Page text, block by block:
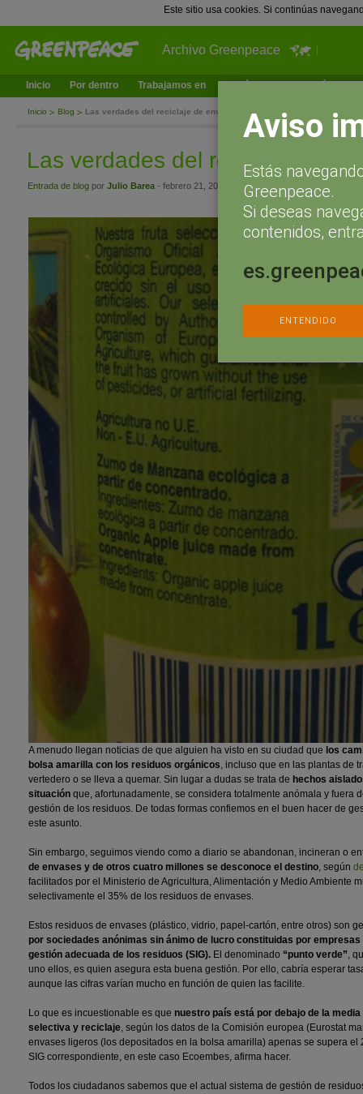
Este sitio usa cookies. Si continúas
Archivo Greenpeace
Inicio Por dentro Trabajamos en ¿Qué puedes hacer tú?
Inicio Blog Las verdades del reciclaje de envases
Las verdades del reciclaje de
Entrada de blog por Julio Barea - febrero 21, 2012 a las 11:09
A menudo llegan noticias de que alguien ha visto en su ciudad que los
bolsa amarilla con los residuos orgánicos , incluso que en las plantas de
vertedero o se lleva a quemar. Sin lugar a dudas se trata de hechos
situación que, afortunadamente, se considera totalmente anómala y fuera
gestión de los residuos. De todas formas confiemos en el buen hacer de
este asunto.
Sin embargo, seguimos viendo como a diario se abandonan, incineran o
de envases y de otros cuatro millones se desconoce el destino , según
facilitados por el Ministerio de Agricultura, Alimentación y Medio Ambiente
selectivamente el 35% de los residuos de envases.
Estos residuos de envases (plástico, vidrio, papel-cartón, entre otros) son
por sociedades anónimas sin ánimo de lucro constituidas por
gestión adecuada de los residuos (SIG). El denominado “punto verde” ,
uno ellos, es quien asegura esta buena gestión. Por ello, cabría esperar
aunque las cifras varían mucho en función de quien las facilite.
Lo que es incuestionable es que nuestro país está por debajo de la
selectiva y reciclaje , según los datos de la Comisión europea (Eurostat
envases ligeros (los depositados en la bolsa amarilla) apenas se supera
SIG correspondiente, en este caso Ecoembes, afirma hacer.
Todos los ciudadanos sabemos que el actual sistema de gestión de
Aviso
Estás
Greenpeace.
Si deseas
contenidos,
ENTENDIDO